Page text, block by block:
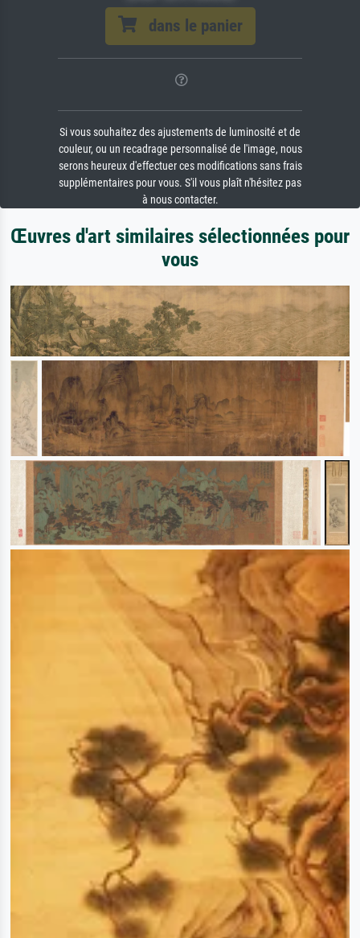
dans le panier
Si vous souhaitez des ajustements de luminosité et de
couleur, ou un recadrage personnalisé de l'image, nous
serons heureux d'effectuer ces modifications sans frais
supplémentaires pour vous. S'il vous plaît n'hésitez pas
à nous contacter.
Œuvres d'art similaires sélectionnées pour
vous